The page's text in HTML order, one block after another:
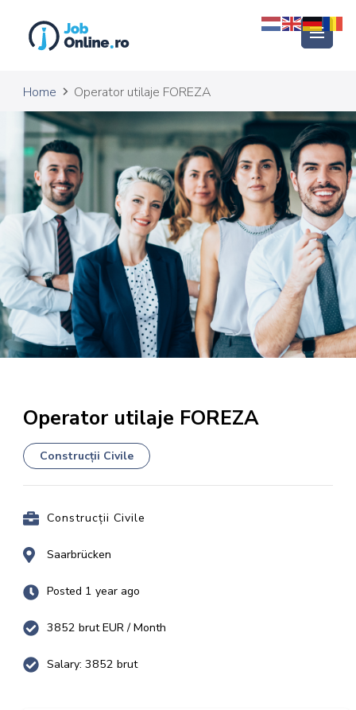
Home Operator utilaje FOREZA
Operator utilaje FOREZA
Construcții Civile
Construcții Civile
Saarbrücken
Posted 1 year ago
3852 brut EUR / Month
Salary: 3852 brut